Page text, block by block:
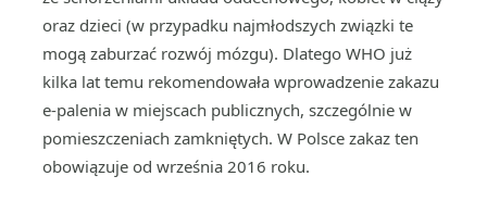
oraz dzieci (w przypadku najmłodszych związki te
mogą zaburzać rozwój mózgu). Dlatego WHO już
kilka lat temu rekomendowała wprowadzenie zakazu
e-palenia w miejscach publicznych, szczególnie w
pomieszczeniach zamkniętych. W Polsce zakaz ten
obowiązuje od września 2016 roku.